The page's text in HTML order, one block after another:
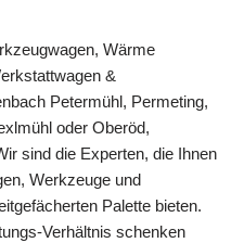
Wärme
&
Petermühl, Permeting,
oder Oberöd,
sind die Experten, die Ihnen
Werkzeuge und
Palette bieten.
Verhältnis schenken